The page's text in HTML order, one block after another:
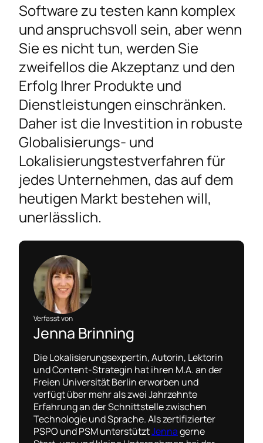
Software zu testen kann komplex
und anspruchsvoll sein, aber wenn
Sie es nicht tun, werden Sie
zweifellos die Akzeptanz und den
Erfolg Ihrer Produkte und
Dienstleistungen einschränken.
Daher ist die Investition in robuste
Globalisierungs- und
Lokalisierungstestverfahren für
jedes Unternehmen, das auf dem
heutigen Markt bestehen will,
unerlässlich.
Verfasst von
Jenna Brinning
Die Lokalisierungsexpertin, Autorin, Lektorin
und Content-Strategin hat ihren M.A. an der
Freien Universität Berlin erworben und
verfügt über mehr als zwei Jahrzehnte
Erfahrung an der Schnittstelle zwischen
Technologie und Sprache. Als zertifizierter
PSPO und PSM unterstütztJennagerne